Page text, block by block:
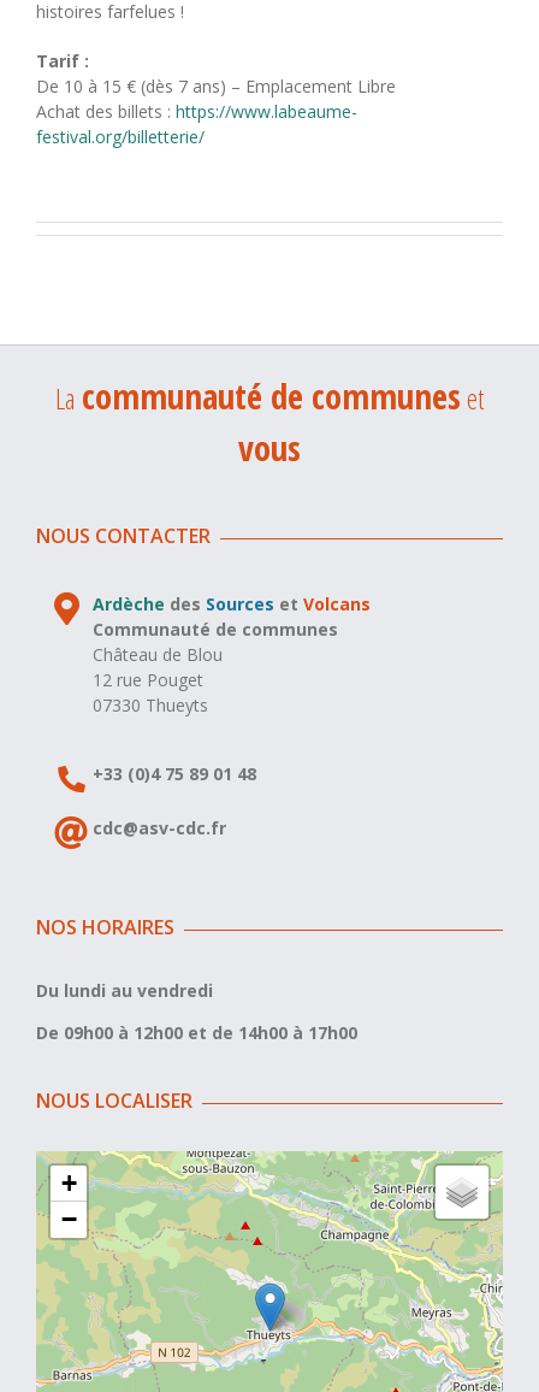
histoires farfelues !
Tarif :
De 10 à 15 € (dès 7 ans) – Emplacement Libre
Achat des billets : https://www.labeaume-
festival.org/billetterie/
La communauté de communeset
vous
NOUS CONTACTER
Ardèche des Sources etVolcans
Communauté de communes
Château de Blou
12 rue Pouget
07330 Thueyts
+33 (0)4 75 89 01 48
cdc@asv-cdc.fr
NOS HORAIRES
Du lundi au vendredi
De 09h00 à 12h00 et de 14h00 à 17h00
NOUS LOCALISER
+
−